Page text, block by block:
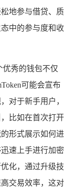
地参与借贷、质
中的参与度和收
优秀的钱包不仅
可能会宣布
对于新手用户，
比如在首次打开
形式展示如何进
速上手进行加密
化，通过升级技
交易效率，这对